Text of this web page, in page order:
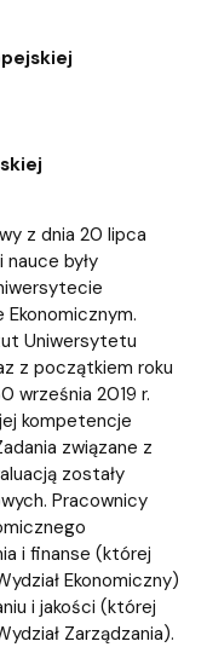
z dnia 20 lipca
były
Ekonomicznym.
Uniwersytetu
z początkiem roku
września 2019 r.
kompetencje
związane z
zostały
Pracownicy
i finanse (której
Ekonomiczny)
i jakości (której
Zarządzania).